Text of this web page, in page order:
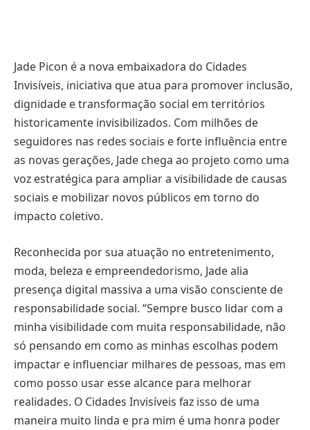
Jade Picon é a nova embaixadora do Cidades
Invisíveis, iniciativa que atua para promover inclusão,
dignidade e transformação social em territórios
historicamente invisibilizados. Com milhões de
seguidores nas redes sociais e forte influência entre
as novas gerações, Jade chega ao projeto como uma
voz estratégica para ampliar a visibilidade de causas
sociais e mobilizar novos públicos em torno do
impacto coletivo.
Reconhecida por sua atuação no entretenimento,
moda, beleza e empreendedorismo, Jade alia
presença digital massiva a uma visão consciente de
responsabilidade social. “Sempre busco lidar com a
minha visibilidade com muita responsabilidade, não
só pensando em como as minhas escolhas podem
impactar e influenciar milhares de pessoas, mas em
como posso usar esse alcance para melhorar
realidades. O Cidades Invisíveis faz isso de uma
maneira muito linda e pra mim é uma honra poder